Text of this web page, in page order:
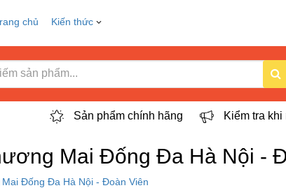
chủ Kiến thức
Sản phẩm chính hãng Kiểm tra
Mai Đống Đa Hà Nội -
Đống Đa Hà Nội - Đoàn Viên